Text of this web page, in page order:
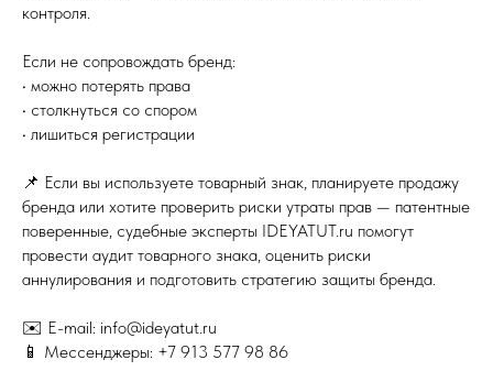
контроля.
Если не сопровождать бренд:
• можно потерять права
• столкнуться со спором
• лишиться регистрации
📌 Если вы используете товарный знак, планируете продажу
бренда или хотите проверить риски утраты прав — патентные
поверенные, судебные эксперты IDEYATUT.ru помогут
провести аудит товарного знака, оценить риски
аннулирования и подготовить стратегию защиты бренда.
✉️ E-mail: info@ideyatut.ru
📱 Мессенджеры: +7 913 577 98 86